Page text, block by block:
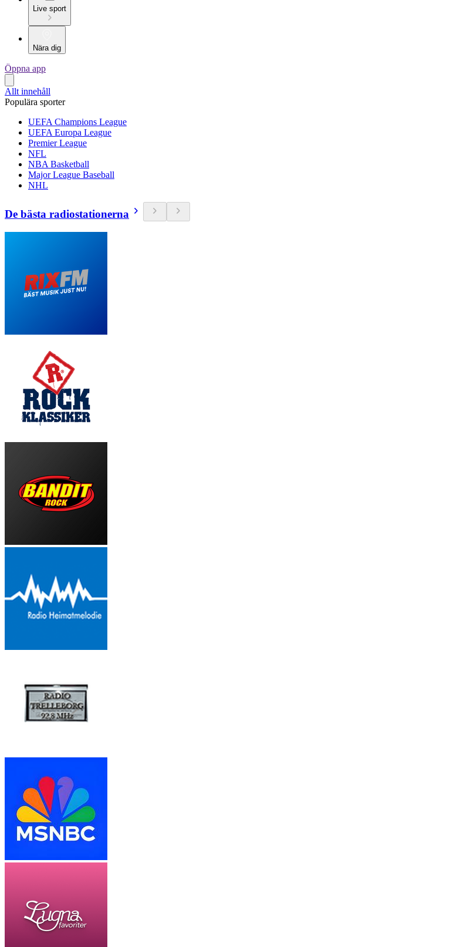
Live sport
Nära dig
Öppna app
Allt innehåll
Populära sporter
UEFA Champions League
UEFA Europa League
Premier League
NFL
NBA Basketball
Major League Baseball
NHL
De bästa radiostationerna